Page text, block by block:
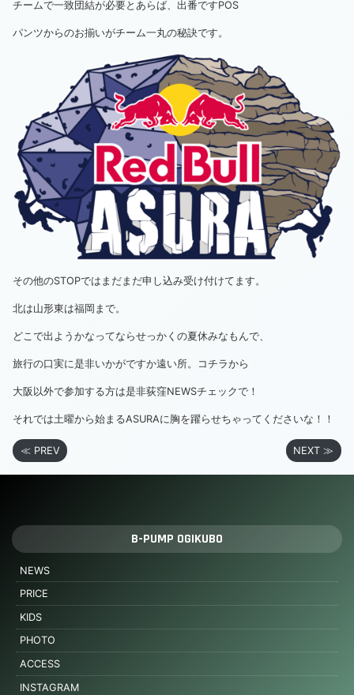
チームで一致団結が必要とあらば、出番ですPOS
パンツからのお揃いがチーム一丸の秘訣です。
その他のSTOPではまだまだ申し込み受け付けてます。
北は山形東は福岡まで。
どこで出ようかなってならせっかくの夏休みなもんで、
旅行の口実に是非いかがですか遠い所。 コチラから
大阪以外で参加する方は是非荻窪NEWSチェックで！
それでは土曜から始まるASURAに胸を躍らせちゃってくださいな！！
≪ PREV NEXT ≫
B-PUMP OGIKUBO
NEWS
PRICE
KIDS
PHOTO
ACCESS
INSTAGRAM